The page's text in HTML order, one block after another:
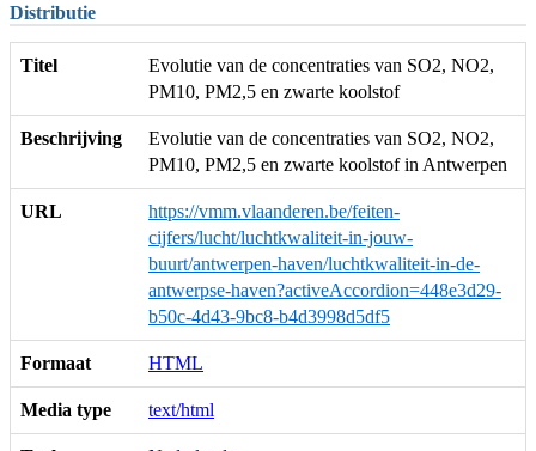
Distributie
Titel
Evolutie van de concentraties van SO2, NO2,
PM10, PM2,5 en zwarte koolstof
Beschrijving
Evolutie van de concentraties van SO2, NO2,
PM10, PM2,5 en zwarte koolstof in Antwerpen
URL
https://vmm.vlaanderen.be/feiten-
cijfers/lucht/luchtkwaliteit-in-jouw-
buurt/antwerpen-haven/luchtkwaliteit-in-de-
antwerpse-haven?activeAccordion=448e3d29-
b50c-4d43-9bc8-b4d3998d5df5
Formaat HTML
Media type text/html